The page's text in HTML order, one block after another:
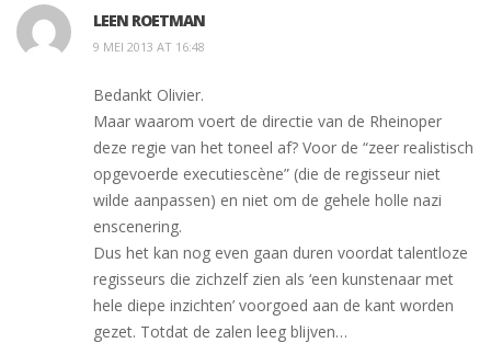
LEEN ROETMAN
9 MEI 2013 AT 16:48
Bedankt Olivier.
Maar waarom voert de directie van de Rheinoper
deze regie van het toneel af? Voor de “zeer realistisch
opgevoerde executiescène” (die de regisseur niet
wilde aanpassen) en niet om de gehele holle nazi
enscenering.
Dus het kan nog even gaan duren voordat talentloze
regisseurs die zichzelf zien als ‘een kunstenaar met
hele diepe inzichten’ voorgoed aan de kant worden
gezet. Totdat de zalen leeg blijven…